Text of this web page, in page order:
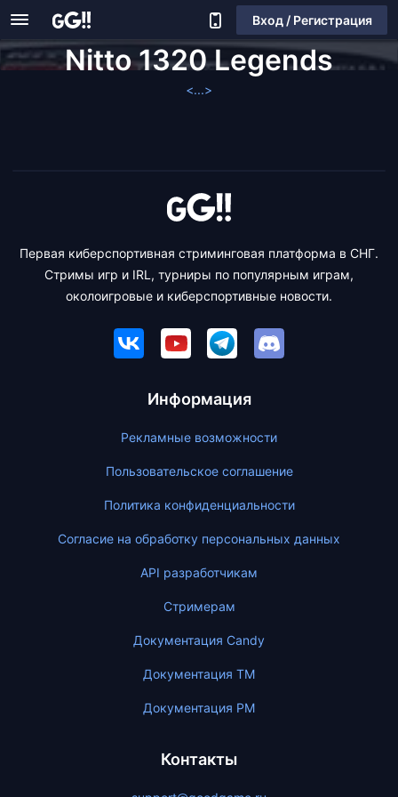
Вход / Регистрация
Nitto 1320 Legends
<...>
Первая киберспортивная стриминговая платформа в СНГ.
Стримы игр и IRL, турниры по популярным играм,
околоигровые и киберспортивные новости.
Информация
Рекламные возможности
Пользовательское соглашение
Политика конфиденциальности
Согласие на обработку персональных данных
API разработчикам
Стримерам
Документация Candy
Документация ТМ
Документация PM
Контакты